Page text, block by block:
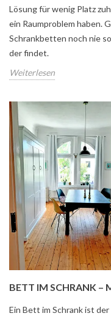
Lösung für wenig Platz
ein Raumproblem haben.
Schrankbetten noch nie
der findet.
Weiterlesen
BETT IM SCHRANK –
Ein Bett im Schrank ist